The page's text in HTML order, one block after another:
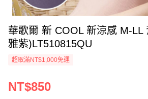
華歌爾 新 COOL 新涼感 M-LL
雅紫)LT510815QU
超取滿NT$1,000免運
NT$850